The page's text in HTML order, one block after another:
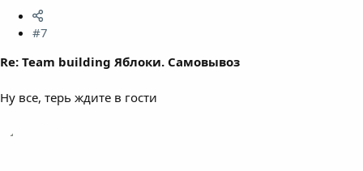
#7
Re: Team building Яблоки. Самовывоз
Ну все, терь ждите в гости